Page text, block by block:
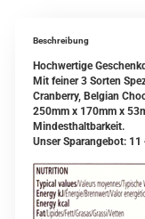
Beschreibung
Hochwertige
Mit feiner 3 Sorten
Cranberry, Belgian
250mm x 170mm x
Mindesthaltbarkeit.
Unser Sparangebot: